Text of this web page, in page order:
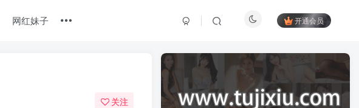
网红妹子 开通会员
关注